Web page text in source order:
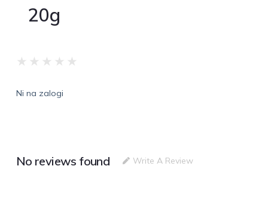
20g
★ ★ ★ ★ ★
Ni na zalogi
No reviews found Write A Review